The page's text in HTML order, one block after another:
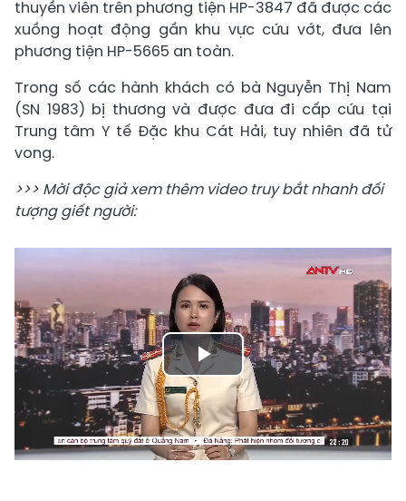
thuyền viên trên phương tiện HP-3847 đã được các
xuồng hoạt động gần khu vực cứu vớt, đưa lên
phương tiện HP-5665 an toàn.
Trong số các hành khách có bà Nguyễn Thị Nam
(SN 1983) bị thương và được đưa đi cấp cứu tại
Trung tâm Y tế Đặc khu Cát Hải, tuy nhiên đã tử
vong.
>>> Mời độc giả xem thêm video truy bắt nhanh đối
tượng giết người:
Play
Video